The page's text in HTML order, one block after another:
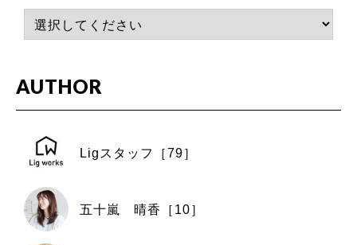
AUTHOR
Ligスタッフ［79］
五十嵐 晴香［10］